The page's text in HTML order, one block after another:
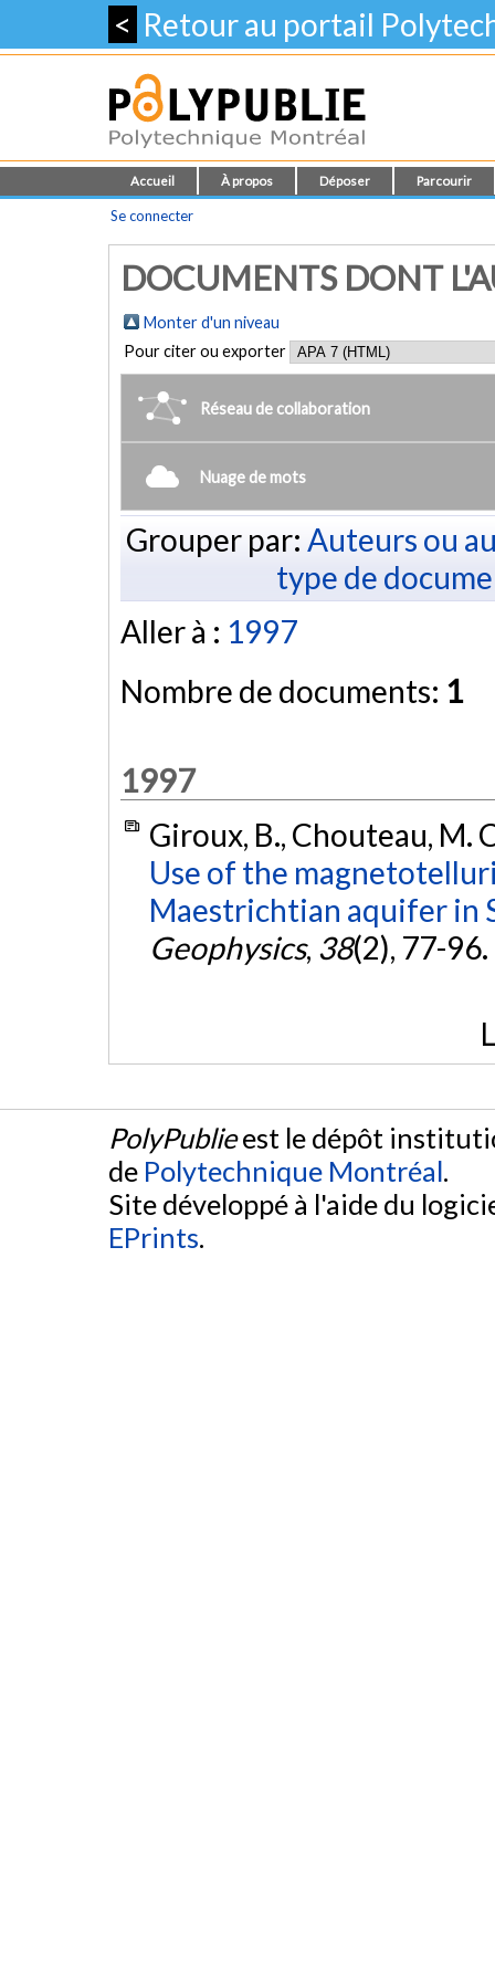
< Retour au portail
Accueil À propos Déposer Parcourir
Se connecter
DOCUMENTS DONT
Monter d'un niveau
Pour citer ou exporter
Réseau de collaboration
Nuage de mots
Grouper par: Auteurs ou
type de
Aller à : 1997
Nombre de documents: 1
1997
Giroux, B., Chouteau, M.
Use of the
Maestrichtian aquifer in
Geophysics, 38(2), 77-96.
PolyPublieest le dépôt
de Polytechnique Montréal.
Site développé à l'aide du
EPrints.